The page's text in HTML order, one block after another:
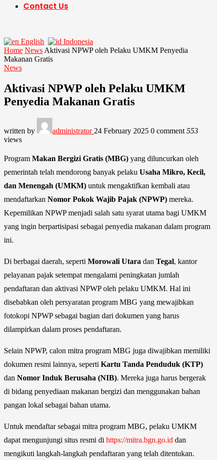
Contact Us
English
Indonesia
Home News Aktivasi NPWP oleh Pelaku UMKM Penyedia
Makanan Gratis
News
Aktivasi NPWP oleh Pelaku UMKM
Penyedia Makanan Gratis
written by administrator 24 February 2025 0 comment 553
views
Program Makan Bergizi Gratis (MBG) yang diluncurkan oleh
pemerintah telah mendorong banyak pelaku Usaha Mikro, Kecil,
dan Menengah (UMKM) untuk mengaktifkan kembali atau
mendaftarkan Nomor Pokok Wajib Pajak (NPWP) mereka.
Kepemilikan NPWP menjadi salah satu syarat utama bagi UMKM
yang ingin berpartisipasi sebagai penyedia makanan dalam program
ini.
Di berbagai daerah, seperti Morowali Utara dan Tegal, kantor
pelayanan pajak setempat mengalami peningkatan jumlah
pendaftaran dan aktivasi NPWP oleh pelaku UMKM. Hal ini
disebabkan oleh persyaratan program MBG yang mewajibkan
fotokopi NPWP sebagai bagian dari dokumen yang harus
dilampirkan dalam proses pendaftaran.
Selain NPWP, calon mitra program MBG juga diwajibkan memiliki
dokumen resmi lainnya, seperti Kartu Tanda Penduduk (KTP)
dan Nomor Induk Berusaha (NIB). Mereka juga harus bergerak
di bidang penyediaan makanan bergizi dan menggunakan bahan
pangan lokal sebagai bahan utama.
Untuk mendaftar sebagai mitra program MBG, pelaku UMKM
dapat mengunjungi situs resmi di https://mitra.bgn.go.id dan
mengikuti langkah-langkah pendaftaran yang telah ditentukan.